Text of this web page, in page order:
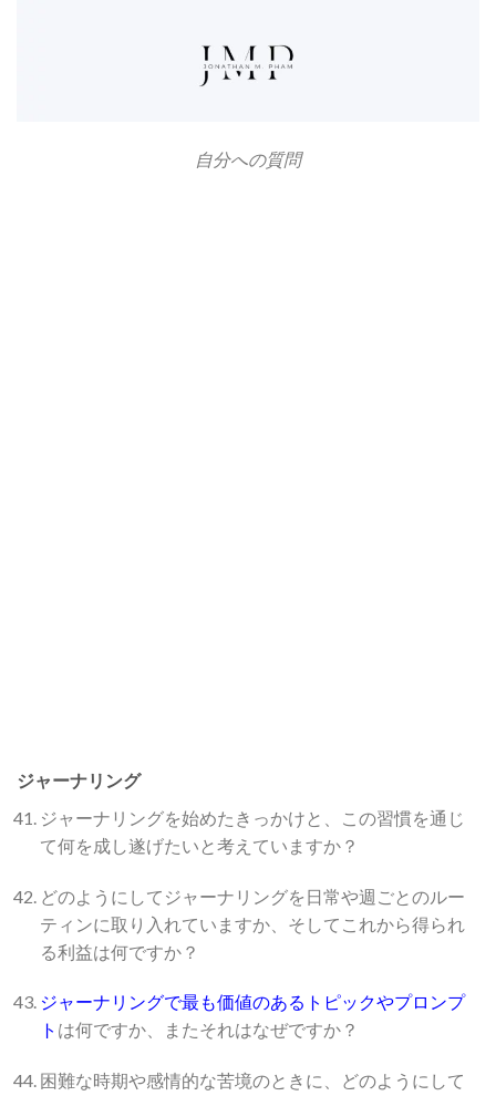
自分への質問
ジャーナリング
ジャーナリングを始めたきっかけと、この習慣を通じ
て何を成し遂げたいと考えていますか？
どのようにしてジャーナリングを日常や週ごとのルー
ティンに取り入れていますか、そしてこれから得られ
る利益は何ですか？
ジャーナリングで最も価値のあるトピックやプロンプ
ト は何ですか、またそれはなぜですか？
困難な時期や感情的な苦境のときに、どのようにして